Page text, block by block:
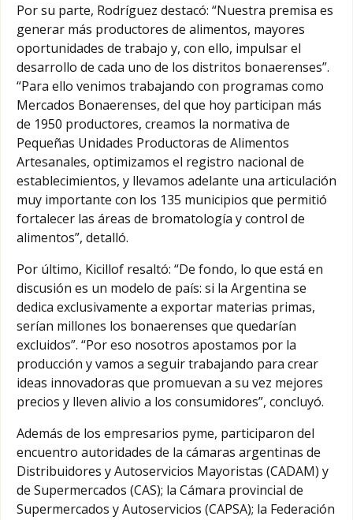
Por su parte, Rodríguez destacó: “Nuestra premisa es
generar más productores de alimentos, mayores
oportunidades de trabajo y, con ello, impulsar el
desarrollo de cada uno de los distritos bonaerenses”.
“Para ello venimos trabajando con programas como
Mercados Bonaerenses, del que hoy participan más
de 1950 productores, creamos la normativa de
Pequeñas Unidades Productoras de Alimentos
Artesanales, optimizamos el registro nacional de
establecimientos, y llevamos adelante una articulación
muy importante con los 135 municipios que permitió
fortalecer las áreas de bromatología y control de
alimentos”, detalló.
Por último, Kicillof resaltó: “De fondo, lo que está en
discusión es un modelo de país: si la Argentina se
dedica exclusivamente a exportar materias primas,
serían millones los bonaerenses que quedarían
excluidos”. “Por eso nosotros apostamos por la
producción y vamos a seguir trabajando para crear
ideas innovadoras que promuevan a su vez mejores
precios y lleven alivio a los consumidores”, concluyó.
Además de los empresarios pyme, participaron del
encuentro autoridades de la cámaras argentinas de
Distribuidores y Autoservicios Mayoristas (CADAM) y
de Supermercados (CAS); la Cámara provincial de
Supermercados y Autoservicios (CAPSA); la Federación